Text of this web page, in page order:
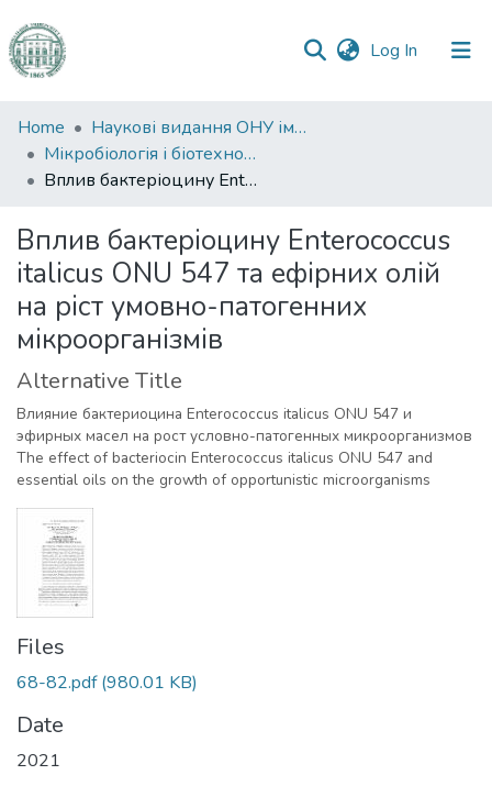
Log In (current)
Communities
&
Collections
Statistics
Home
Наукові видання ОНУ імені І. І. Мечникова
Мікробіологія і біотехнологія
Вплив бактеріоцину Enterococcus italicus ONU 547 та ефірних олій на ріст умовно-патогенних мікроорганізмів
Вплив бактеріоцину Enterococcus
italicus ONU 547 та ефірних олій
на ріст умовно-патогенних
мікроорганізмів
Alternative Title
Влияние бактериоцина Enterococcus italicus ONU 547 и
эфирных масел на рост условно-патогенных микроорганизмов
The effect of bacteriocin Enterococcus italicus ONU 547 and
essential oils on the growth of opportunistic microorganisms
Files
68-82.pdf(980.01 KB)
Date
2021